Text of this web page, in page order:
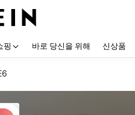
핑 바로 당신을 위해 신상품